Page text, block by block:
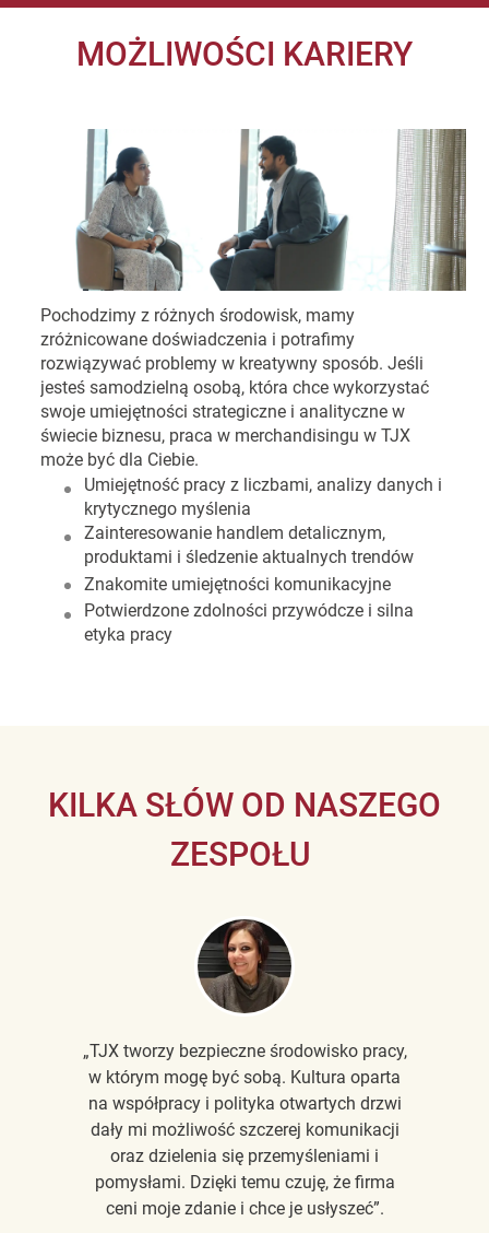
MOŻLIWOŚCI KARIERY
Pochodzimy z różnych środowisk, mamy
zróżnicowane doświadczenia i potrafimy
rozwiązywać problemy w kreatywny sposób. Jeśli
jesteś samodzielną osobą, która chce wykorzystać
swoje umiejętności strategiczne i analityczne w
świecie biznesu, praca w merchandisingu w TJX
może być dla Ciebie.
Umiejętność pracy z liczbami, analizy danych i
krytycznego myślenia
Zainteresowanie handlem detalicznym,
produktami i śledzenie aktualnych trendów
Znakomite umiejętności komunikacyjne
Potwierdzone zdolności przywódcze i silna
etyka pracy
KILKA SŁÓW OD NASZEGO
ZESPOŁU
„TJX tworzy bezpieczne środowisko pracy,
w którym mogę być sobą. Kultura oparta
na współpracy i polityka otwartych drzwi
dały mi możliwość szczerej komunikacji
oraz dzielenia się przemyśleniami i
pomysłami. Dzięki temu czuję, że firma
ceni moje zdanie i chce je usłyszeć”.